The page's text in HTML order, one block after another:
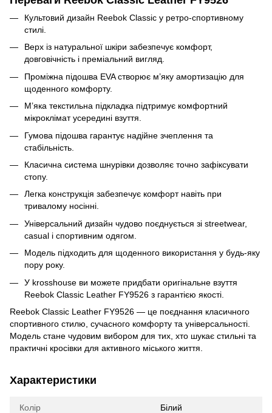
Культовий дизайн Reebok Classic у ретро-спортивному
стилі.
Верх із натуральної шкіри забезпечує комфорт,
довговічність і преміальний вигляд.
Проміжна підошва EVA створює м’яку амортизацію для
щоденного комфорту.
М’яка текстильна підкладка підтримує комфортний
мікроклімат усередині взуття.
Гумова підошва гарантує надійне зчеплення та
стабільність.
Класична система шнурівки дозволяє точно зафіксувати
стопу.
Легка конструкція забезпечує комфорт навіть при
тривалому носінні.
Універсальний дизайн чудово поєднується зі streetwear,
casual і спортивним одягом.
Модель підходить для щоденного використання у будь-яку
пору року.
У krosshouse ви можете придбати оригінальне взуття
Reebok Classic Leather FY9526 з гарантією якості.
Reebok Classic Leather FY9526 — це поєднання класичного
спортивного стилю, сучасного комфорту та універсальності.
Модель стане чудовим вибором для тих, хто шукає стильні та
практичні кросівки для активного міського життя.
Характеристики
Колір Білий